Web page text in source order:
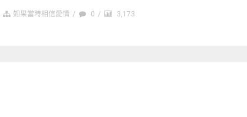
如果當時相信愛情 / 0 / 3,173